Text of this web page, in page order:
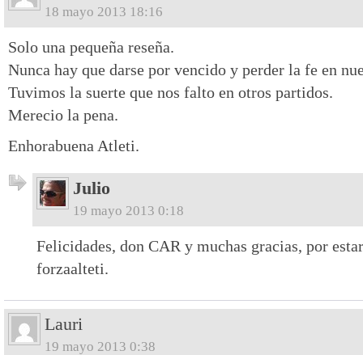
18 mayo 2013 18:16
Solo una pequeña reseña.
Nunca hay que darse por vencido y perder la fe en
Tuvimos la suerte que nos falto en otros partidos.
Merecio la pena.
Enhorabuena Atleti.
Julio
19 mayo 2013 0:18
Felicidades, don CAR y muchas gracias, por
forzaalteti.
Lauri
19 mayo 2013 0:38